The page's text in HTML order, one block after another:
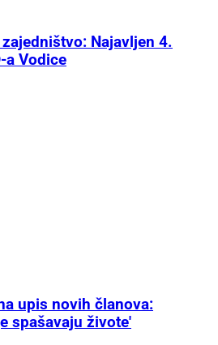
Najavljen 4.
a Vodice
upis novih članova:
spašavaju živote'